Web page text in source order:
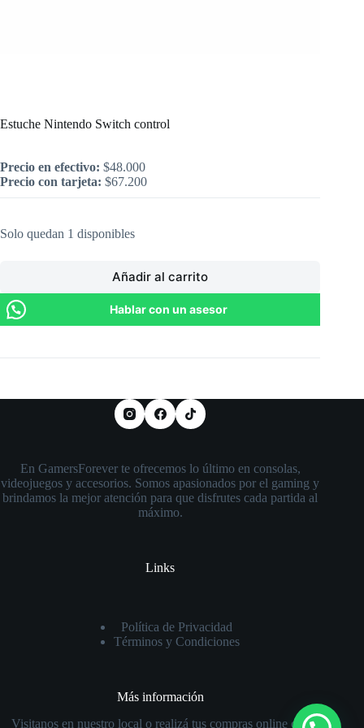
Estuche Nintendo Switch control
Precio en efectivo: $48.000
Precio con tarjeta: $67.200
Solo quedan 1 disponibles
Añadir al carrito
Hablar con un asesor
En GamersForever te ofrecemos lo último en consolas,
videojuegos y accesorios. Somos apasionados por el gaming y
brindamos la mejor atención para que disfrutes cada partida al
máximo.
Links
Política de Privacidad
Términos y Condiciones
Más información
Visitanos en nuestro local o realizá tus compras online con